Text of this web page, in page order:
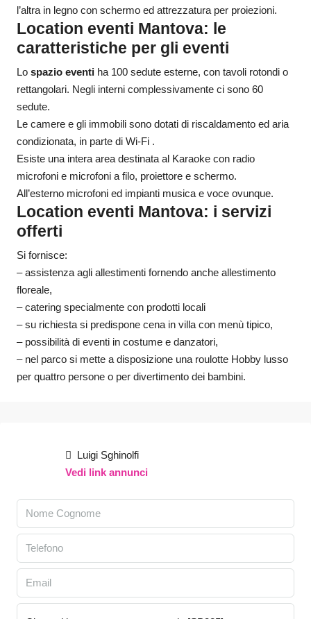
l’altra in legno con schermo ed attrezzatura per proiezioni.
Location eventi Mantova: le
caratteristiche per gli eventi
Lo spazio eventi ha 100 sedute esterne, con tavoli rotondi o
rettangolari. Negli interni complessivamente ci sono 60
sedute.
Le camere e gli immobili sono dotati di riscaldamento ed aria
condizionata, in parte di Wi-Fi .
Esiste una intera area destinata al Karaoke con radio
microfoni e microfoni a filo, proiettore e schermo.
All’esterno microfoni ed impianti musica e voce ovunque.
Location eventi Mantova: i servizi
offerti
Si fornisce:
– assistenza agli allestimenti fornendo anche allestimento
floreale,
– catering specialmente con prodotti locali
– su richiesta si predispone cena in villa con menù tipico,
– possibilità di eventi in costume e danzatori,
– nel parco si mette a disposizione una roulotte Hobby lusso
per quattro persone o per divertimento dei bambini.
Luigi Sghinolfi
Vedi link annunci